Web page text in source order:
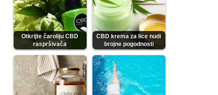
Otkrijte čaroliju CBD
raspršivača
CBD krema za lice nudi
brojne pogodnosti